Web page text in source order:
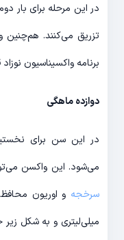
در این مرحله برای بار
تزریق می‌کنند.
برنامه واکسیناسیون نوزاد
دوازده ماهگی
در این سن برای
می‌شود. این واکسن
سرخجه و اوریون
میلی‌لیتری و به شکل